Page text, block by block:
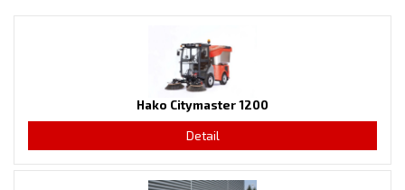
Hako Citymaster 1200
Detail